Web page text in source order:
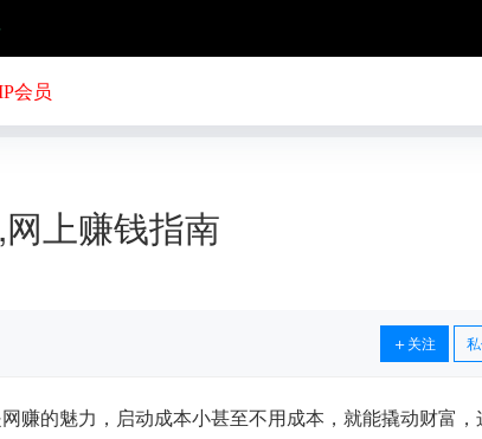
会员
上赚钱指南
关注
赚的魅力，启动成本小甚至不用成本，就能撬动财富，